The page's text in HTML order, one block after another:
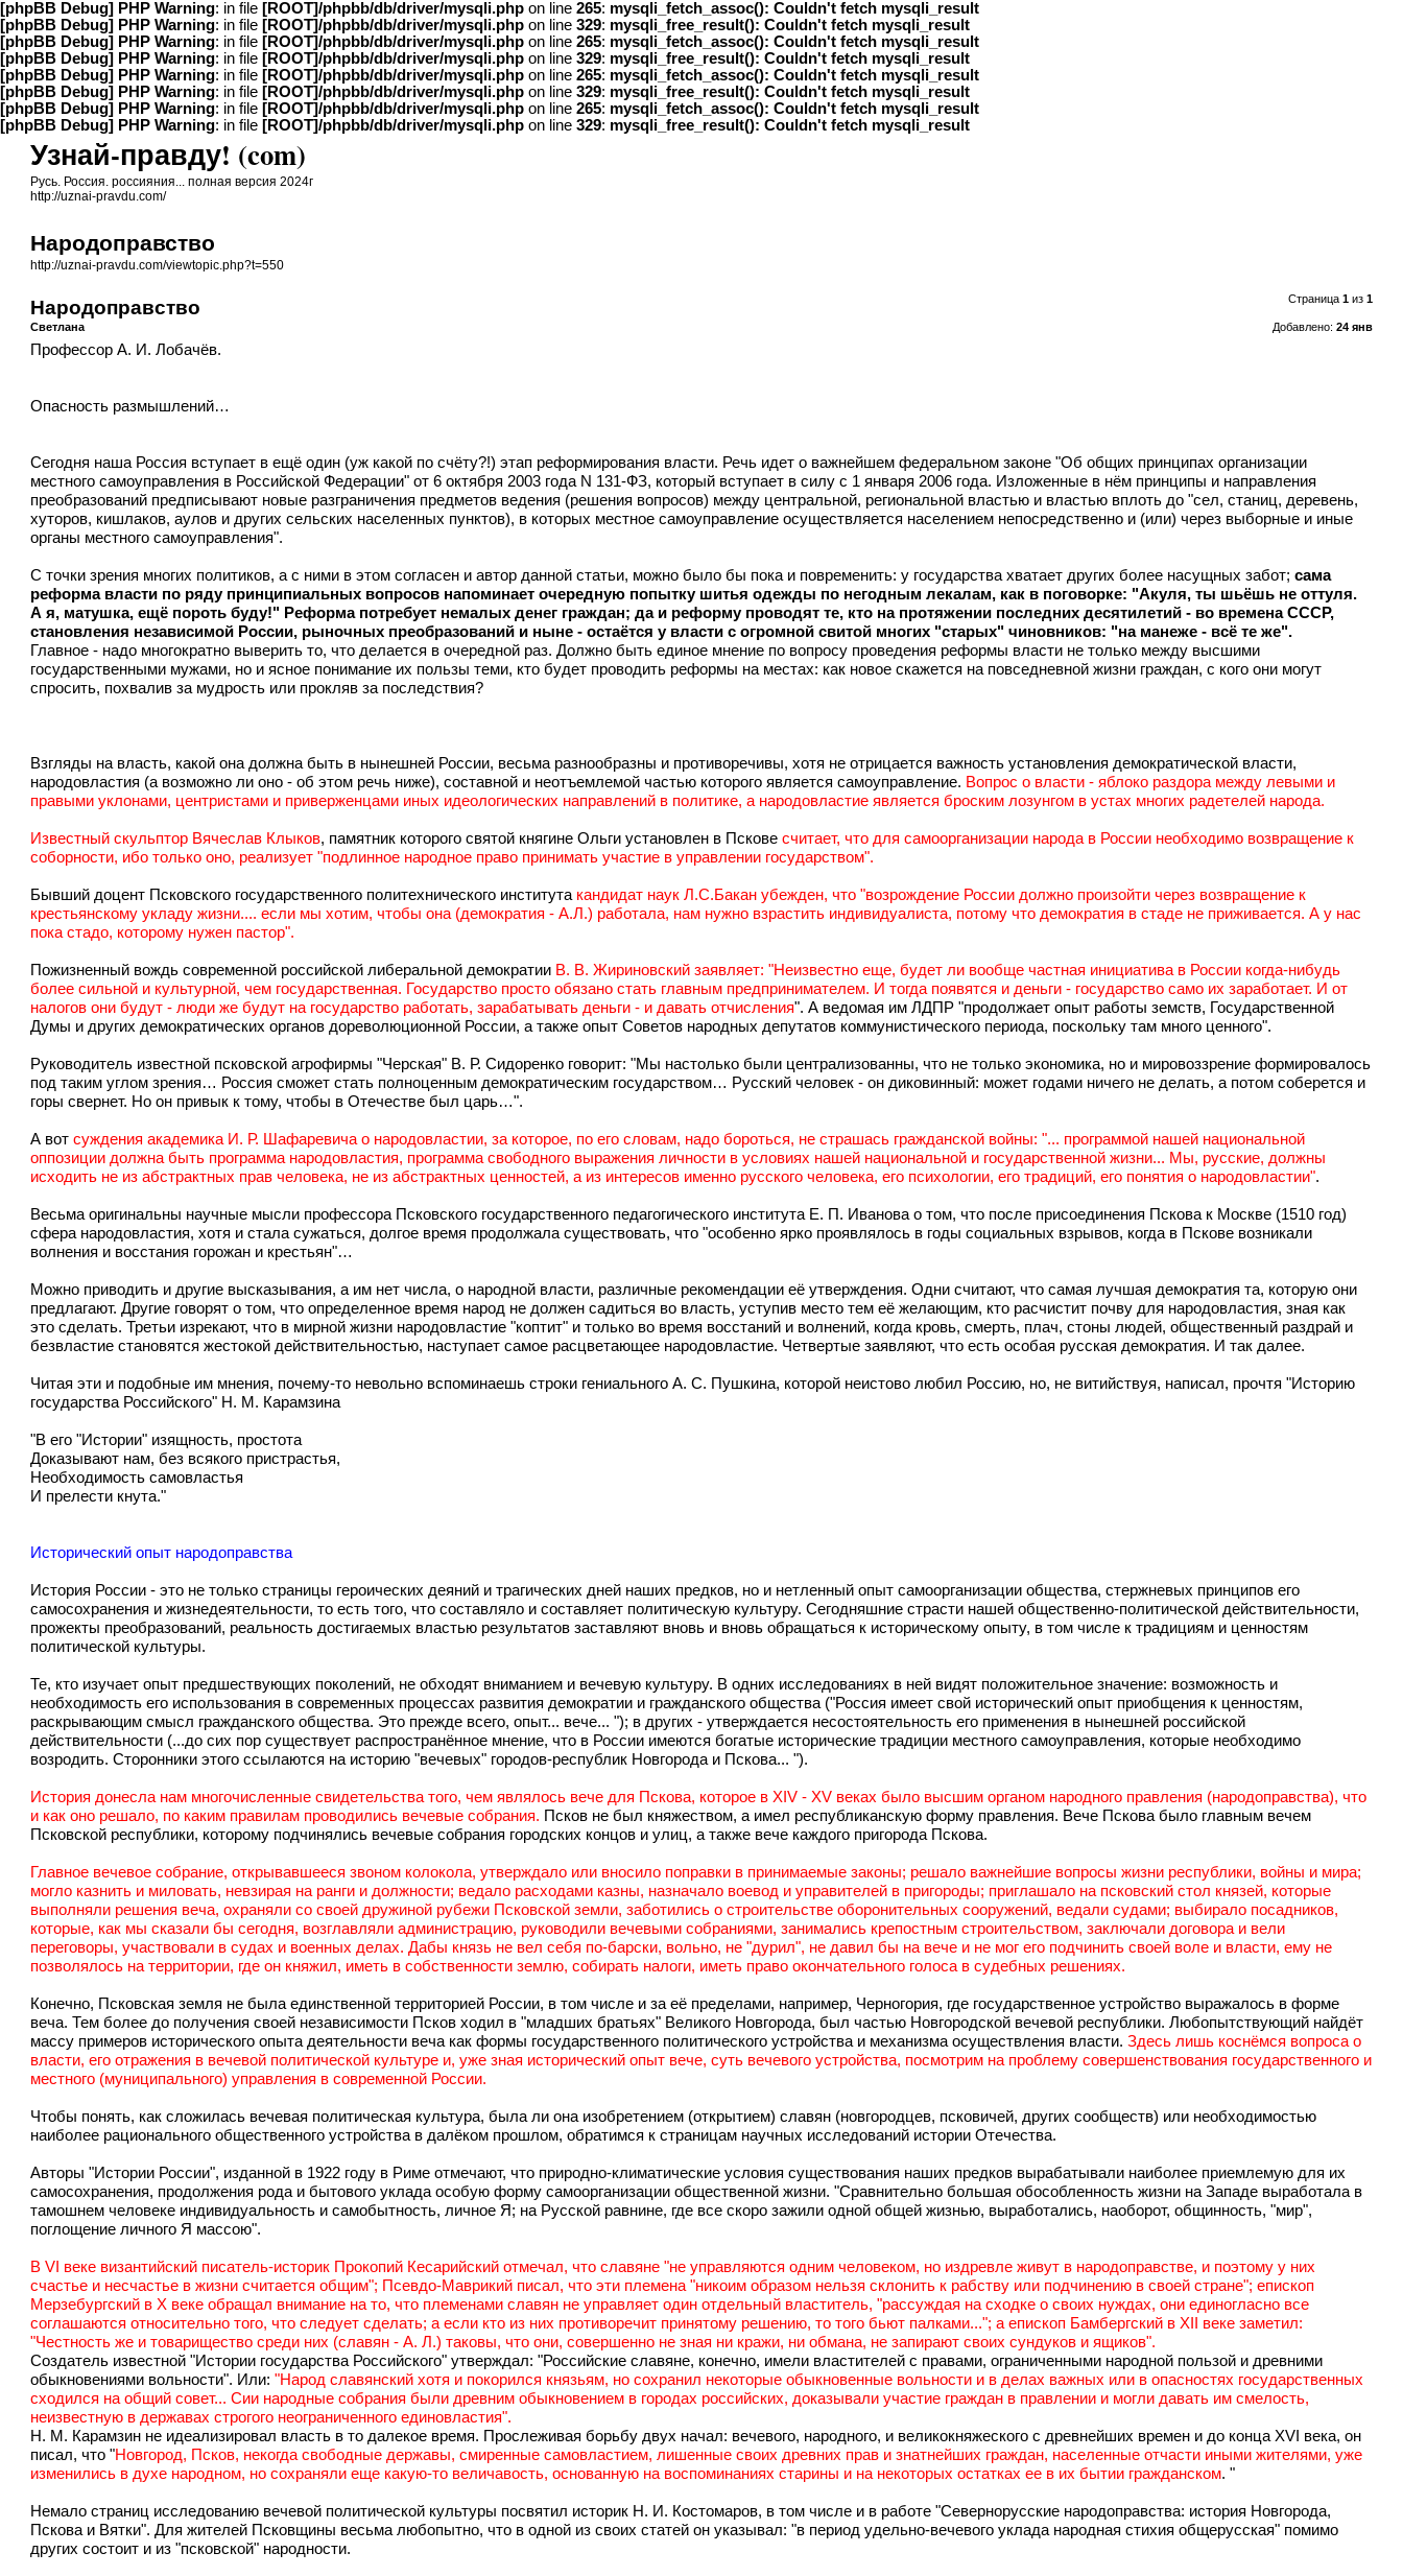
[phpBB Debug] PHP Warning: in file [ROOT]/phpbb/db/driver/mysqli.php on line 265: mysqli_fetch_assoc(): Couldn't fetch mysqli_result
[phpBB Debug] PHP Warning: in file [ROOT]/phpbb/db/driver/mysqli.php on line 329: mysqli_free_result(): Couldn't fetch mysqli_result
[phpBB Debug] PHP Warning: in file [ROOT]/phpbb/db/driver/mysqli.php on line 265: mysqli_fetch_assoc(): Couldn't fetch mysqli_result
[phpBB Debug] PHP Warning: in file [ROOT]/phpbb/db/driver/mysqli.php on line 329: mysqli_free_result(): Couldn't fetch mysqli_result
[phpBB Debug] PHP Warning: in file [ROOT]/phpbb/db/driver/mysqli.php on line 265: mysqli_fetch_assoc(): Couldn't fetch mysqli_result
[phpBB Debug] PHP Warning: in file [ROOT]/phpbb/db/driver/mysqli.php on line 329: mysqli_free_result(): Couldn't fetch mysqli_result
[phpBB Debug] PHP Warning: in file [ROOT]/phpbb/db/driver/mysqli.php on line 265: mysqli_fetch_assoc(): Couldn't fetch mysqli_result
[phpBB Debug] PHP Warning: in file [ROOT]/phpbb/db/driver/mysqli.php on line 329: mysqli_free_result(): Couldn't fetch mysqli_result
Узнай-правду! (com)
Русь. Россия. россияния... полная версия 2024г
http://uznai-pravdu.com/
Народоправство
http://uznai-pravdu.com/viewtopic.php?t=550
Страница 1из 1
Народоправство
Добавлено: 24 янв
Светлана
Профессор А. И. Лобачёв.
Опасность размышлений…
Сегодня наша Россия вступает в ещё один (уж какой по счёту?!) этап реформирования власти. Речь идет о важнейшем федеральном законе "Об общих принципах организации
местного самоуправления в Российской Федерации" от 6 октября 2003 года N 131-ФЗ, который вступает в силу с 1 января 2006 года. Изложенные в нём принципы и направления
преобразований предписывают новые разграничения предметов ведения (решения вопросов) между центральной, региональной властью и властью вплоть до "сел, станиц, деревень,
хуторов, кишлаков, аулов и других сельских населенных пунктов), в которых местное самоуправление осуществляется населением непосредственно и (или) через выборные и иные
органы местного самоуправления".
С точки зрения многих политиков, а с ними в этом согласен и автор данной статьи, можно было бы пока и повременить: у государства хватает других более насущных забот; сама
реформа власти по ряду принципиальных вопросов напоминает очередную попытку шитья одежды по негодным лекалам, как в поговорке: "Акуля, ты шьёшь не оттуля.
А я, матушка, ещё пороть буду!" Реформа потребует немалых денег граждан; да и реформу проводят те, кто на протяжении последних десятилетий - во времена СССР,
становления независимой России, рыночных преобразований и ныне - остаётся у власти с огромной свитой многих "старых" чиновников: "на манеже - всё те же".
Главное - надо многократно выверить то, что делается в очередной раз. Должно быть единое мнение по вопросу проведения реформы власти не только между высшими
государственными мужами, но и ясное понимание их пользы теми, кто будет проводить реформы на местах: как новое скажется на повседневной жизни граждан, с кого они могут
спросить, похвалив за мудрость или прокляв за последствия?
Взгляды на власть, какой она должна быть в нынешней России, весьма разнообразны и противоречивы, хотя не отрицается важность установления демократической власти,
народовластия (а возможно ли оно - об этом речь ниже), составной и неотъемлемой частью которого является самоуправление. Вопрос о власти - яблоко раздора между левыми и
правыми уклонами, центристами и приверженцами иных идеологических направлений в политике, а народовластие является броским лозунгом в устах многих радетелей народа.
Известный скульптор Вячеслав Клыков, памятник которого святой княгине Ольги установлен в Псковесчитает, что для самоорганизации народа в России необходимо возвращение к
соборности, ибо только оно, реализует "подлинное народное право принимать участие в управлении государством".
Бывший доцент Псковского государственного политехнического института кандидат наук Л.С.Бакан убежден, что "возрождение России должно произойти через возвращение к
крестьянскому укладу жизни.... если мы хотим, чтобы она (демократия - А.Л.) работала, нам нужно взрастить индивидуалиста, потому что демократия в стаде не приживается. А у нас
пока стадо, которому нужен пастор".
Пожизненный вождь современной российской либеральной демократии В. В. Жириновский заявляет: "Неизвестно еще, будет ли вообще частная инициатива в России когда-нибудь
более сильной и культурной, чем государственная. Государство просто обязано стать главным предпринимателем. И тогда появятся и деньги - государство само их заработает. И от
налогов они будут - люди же будут на государство работать, зарабатывать деньги - и давать отчисления". А ведомая им ЛДПР "продолжает опыт работы земств, Государственной
Думы и других демократических органов дореволюционной России, а также опыт Советов народных депутатов коммунистического периода, поскольку там много ценного".
Руководитель известной псковской агрофирмы "Черская" В. Р. Сидоренко говорит: "Мы настолько были централизованны, что не только экономика, но и мировоззрение формировалось
под таким углом зрения… Россия сможет стать полноценным демократическим государством… Русский человек - он диковинный: может годами ничего не делать, а потом соберется и
горы свернет. Но он привык к тому, чтобы в Отечестве был царь…".
А вотсуждения академика И. Р. Шафаревича о народовластии, за которое, по его словам, надо бороться, не страшась гражданской войны: "... программой нашей национальной
оппозиции должна быть программа народовластия, программа свободного выражения личности в условиях нашей национальной и государственной жизни... Мы, русские, должны
исходить не из абстрактных прав человека, не из абстрактных ценностей, а из интересов именно русского человека, его психологии, его традиций, его понятия о народовластии".
Весьма оригинальны научные мысли профессора Псковского государственного педагогического института Е. П. Иванова о том, что после присоединения Пскова к Москве (1510 год)
сфера народовластия, хотя и стала сужаться, долгое время продолжала существовать, что "особенно ярко проявлялось в годы социальных взрывов, когда в Пскове возникали
волнения и восстания горожан и крестьян"…
Можно приводить и другие высказывания, а им нет числа, о народной власти, различные рекомендации её утверждения. Одни считают, что самая лучшая демократия та, которую они
предлагают. Другие говорят о том, что определенное время народ не должен садиться во власть, уступив место тем её желающим, кто расчистит почву для народовластия, зная как
это сделать. Третьи изрекают, что в мирной жизни народовластие "коптит" и только во время восстаний и волнений, когда кровь, смерть, плач, стоны людей, общественный раздрай и
безвластие становятся жестокой действительностью, наступает самое расцветающее народовластие. Четвертые заявляют, что есть особая русская демократия. И так далее.
Читая эти и подобные им мнения, почему-то невольно вспоминаешь строки гениального А. С. Пушкина, которой неистово любил Россию, но, не витийствуя, написал, прочтя "Историю
государства Российского" Н. М. Карамзина
"В его "Истории" изящность, простота
Доказывают нам, без всякого пристрастья,
Необходимость самовластья
И прелести кнута."
Исторический опыт народоправства
История России - это не только страницы героических деяний и трагических дней наших предков, но и нетленный опыт самоорганизации общества, стержневых принципов его
самосохранения и жизнедеятельности, то есть того, что составляло и составляет политическую культуру. Сегодняшние страсти нашей общественно-политической действительности,
прожекты преобразований, реальность достигаемых властью результатов заставляют вновь и вновь обращаться к историческому опыту, в том числе к традициям и ценностям
политической культуры.
Те, кто изучает опыт предшествующих поколений, не обходят вниманием и вечевую культуру. В одних исследованиях в ней видят положительное значение: возможность и
необходимость его использования в современных процессах развития демократии и гражданского общества ("Россия имеет свой исторический опыт приобщения к ценностям,
раскрывающим смысл гражданского общества. Это прежде всего, опыт... вече... "); в других - утверждается несостоятельность его применения в нынешней российской
действительности (...до сих пор существует распространённое мнение, что в России имеются богатые исторические традиции местного самоуправления, которые необходимо
возродить. Сторонники этого ссылаются на историю "вечевых" городов-республик Новгорода и Пскова... ").
История донесла нам многочисленные свидетельства того, чем являлось вече для Пскова, которое в XIV - XV веках было высшим органом народного правления (народоправства), что
и как оно решало, по каким правилам проводились вечевые собрания. Псков не был княжеством, а имел республиканскую форму правления. Вече Пскова было главным вечем
Псковской республики, которому подчинялись вечевые собрания городских концов и улиц, а также вече каждого пригорода Пскова.
Главное вечевое собрание, открывавшееся звоном колокола, утверждало или вносило поправки в принимаемые законы; решало важнейшие вопросы жизни республики, войны и мира;
могло казнить и миловать, невзирая на ранги и должности; ведало расходами казны, назначало воевод и управителей в пригороды; приглашало на псковский стол князей, которые
выполняли решения веча, охраняли со своей дружиной рубежи Псковской земли, заботились о строительстве оборонительных сооружений, ведали судами; выбирало посадников,
которые, как мы сказали бы сегодня, возглавляли администрацию, руководили вечевыми собраниями, занимались крепостным строительством, заключали договора и вели
переговоры, участвовали в судах и военных делах. Дабы князь не вел себя по-барски, вольно, не "дурил", не давил бы на вече и не мог его подчинить своей воле и власти, ему не
позволялось на территории, где он княжил, иметь в собственности землю, собирать налоги, иметь право окончательного голоса в судебных решениях.
Конечно, Псковская земля не была единственной территорией России, в том числе и за её пределами, например, Черногория, где государственное устройство выражалось в форме
веча. Тем более до получения своей независимости Псков ходил в "младших братьях" Великого Новгорода, был частью Новгородской вечевой республики. Любопытствующий найдёт
массу примеров исторического опыта деятельности веча как формы государственного политического устройства и механизма осуществления власти.Здесь лишь коснёмся вопроса о
власти, его отражения в вечевой политической культуре и, уже зная исторический опыт вече, суть вечевого устройства, посмотрим на проблему совершенствования государственного и
местного (муниципального) управления в современной России.
Чтобы понять, как сложилась вечевая политическая культура, была ли она изобретением (открытием) славян (новгородцев, псковичей, других сообществ) или необходимостью
наиболее рационального общественного устройства в далёком прошлом, обратимся к страницам научных исследований истории Отечества.
Авторы "Истории России", изданной в 1922 году в Риме отмечают, что природно-климатические условия существования наших предков вырабатывали наиболее приемлемую для их
самосохранения, продолжения рода и бытового уклада особую форму самоорганизации общественной жизни. "Сравнительно большая обособленность жизни на Западе выработала в
тамошнем человеке индивидуальность и самобытность, личное Я; на Русской равнине, где все скоро зажили одной общей жизнью, выработались, наоборот, общинность, "мир",
поглощение личного Я массою".
В VI веке византийский писатель-историк Прокопий Кесарийский отмечал, что славяне "не управляются одним человеком, но издревле живут в народоправстве, и поэтому у них
счастье и несчастье в жизни считается общим"; Псевдо-Маврикий писал, что эти племена "никоим образом нельзя склонить к рабству или подчинению в своей стране"; епископ
Мерзебургский в X веке обращал внимание на то, что племенами славян не управляет один отдельный властитель, "рассуждая на сходке о своих нуждах, они единогласно все
соглашаются относительно того, что следует сделать; а если кто из них противоречит принятому решению, то того бьют палками..."; а епископ Бамбергский в XII веке заметил:
"Честность же и товарищество среди них (славян - А. Л.) таковы, что они, совершенно не зная ни кражи, ни обмана, не запирают своих сундуков и ящиков".
Создатель известной "Истории государства Российского" утверждал: "Российские славяне, конечно, имели властителей с правами, ограниченными народной пользой и древними
обыкновениями вольности". Или:"Народ славянский хотя и покорился князьям, но сохранил некоторые обыкновенные вольности и в делах важных или в опасностях государственных
сходился на общий совет... Сии народные собрания были древним обыкновением в городах российских, доказывали участие граждан в правлении и могли давать им смелость,
неизвестную в державах строгого неограниченного единовластия".
Н. М. Карамзин не идеализировал власть в то далекое время. Прослеживая борьбу двух начал: вечевого, народного, и великокняжеского с древнейших времен и до конца XVI века, он
писал, что "Новгород, Псков, некогда свободные державы, смиренные самовластием, лишенные своих древних прав и знатнейших граждан, населенные отчасти иными жителями, уже
изменились в духе народном, но сохраняли еще какую-то величавость, основанную на воспоминаниях старины и на некоторых остатках ее в их бытии гражданском. "
Немало страниц исследованию вечевой политической культуры посвятил историк Н. И. Костомаров, в том числе и в работе "Севернорусские народоправства: история Новгорода,
Пскова и Вятки". Для жителей Псковщины весьма любопытно, что в одной из своих статей он указывал: "в период удельно-вечевого уклада народная стихия общерусская" помимо
других состоит и из "псковской" народности.